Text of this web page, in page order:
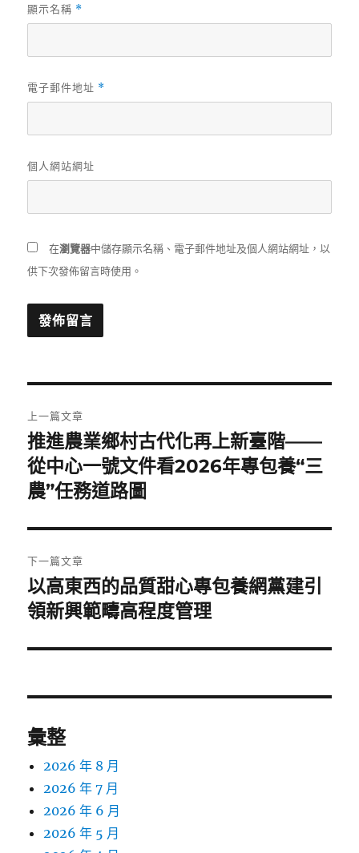
顯示名稱 *
電子郵件地址 *
個人網站網址
在瀏覽器中儲存顯示名稱、電子郵件地址及個人網站網址，以
供下次發佈留言時使用。
章
導
覽
上一篇文章
上
一
篇
章:
推進農業鄉村古代化再上新臺階——
從中心一號文件看2026年專包養“三
農”任務道路圖
下一篇文章
下
一
文
以高東西的品質甜心專包養網黨建引
領新興範疇高程度管理
彙整
2026 年 8 月
2026 年 7 月
2026 年 6 月
2026 年 5 月